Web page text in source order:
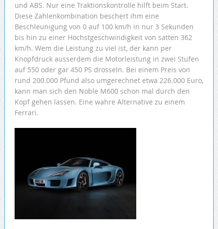
und ABS. Nur eine Traktionskontrolle hilft beim Start.
Diese Zahlenkombination beschert ihm eine
Beschleunigung von 0 auf 100 km/h in nur 3 Sekunden
bis hin zu einer Höchstgeschwindigkeit von satten 362
km/h. Wem die Leistung zu viel ist, der kann per
Knopfdruck ausserdem die Motorleistung in zwei Stufen
auf 550 oder gar 450 PS drosseln. Bei einem Preis von
rund 200.000 Pfund also umgerechnet etwa 226.000 Euro,
kann man sich den Noble M600 schon mal durch den
Kopf gehen lassen. Eine wahre Alternative zu einem
Ferrari.